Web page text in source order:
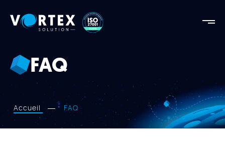
Vortex
Solution
Solution
RÉALISATIONS
SERVICES
FAQ
Accueil FAQ